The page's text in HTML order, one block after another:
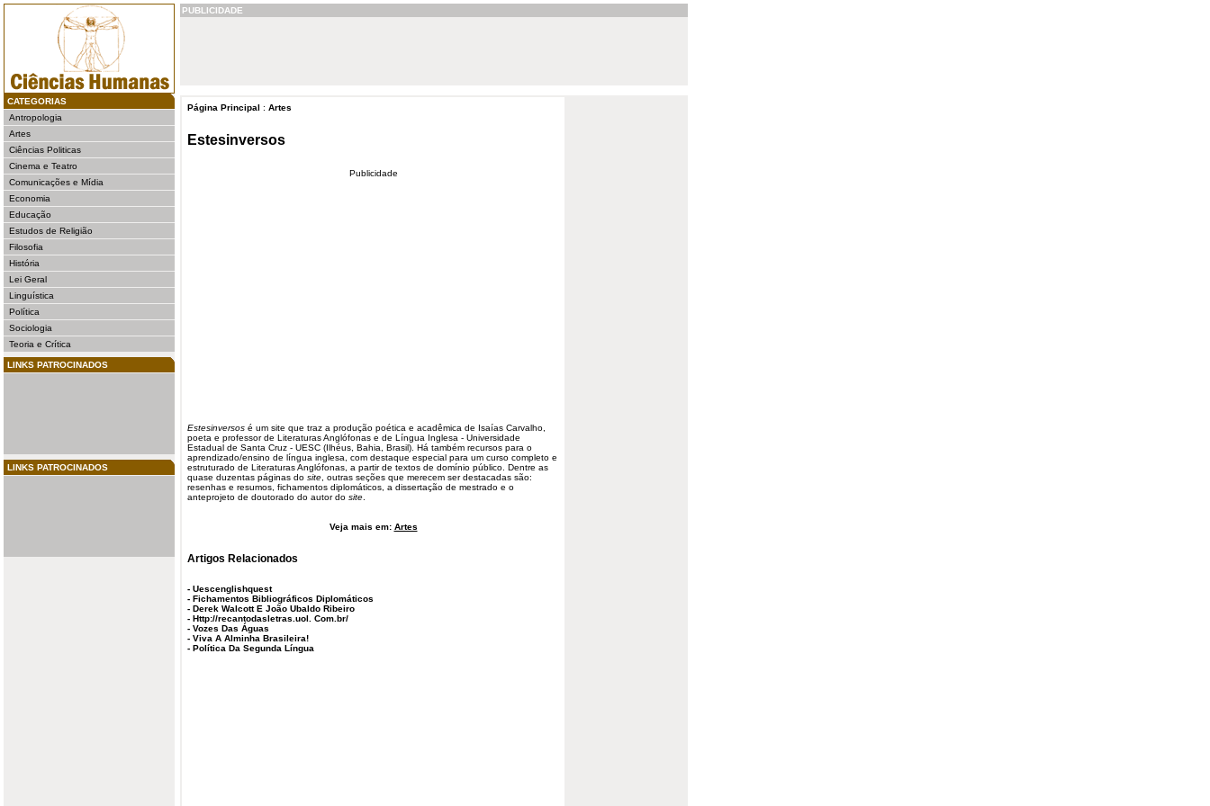
CATEGORIAS
Antropologia
Artes
Ciências Politicas
Cinema e Teatro
Comunicações e Mídia
Economia
Educação
Estudos de Religião
Filosofia
História
Lei Geral
Linguística
Política
Sociologia
Teoria e Crítica
LINKS PATROCINADOS
LINKS PATROCINADOS
PUBLICIDADE
Página Principal : Artes
Estesinversos
Publicidade
Estesinversos é um site que traz a produção poética e acadêmica de Isaías Carvalho,
poeta e professor de LiteraturasAnglófonas e de Língua Inglesa - Universidade
Estadual de Santa Cruz - UESC (Ilhéus, Bahia, Brasil). Há também recursos para o
aprendizado/ensino de língua inglesa, com destaque especial para um curso completo e
estruturado de Literaturas Anglófonas, a partir de textos de domínio público. Dentre as
quase duzentas páginas do site , outras seções que merecem ser destacadas são:
resenhas e resumos, fichamentos diplomáticos, a dissertação de mestrado e o
anteprojeto de doutorado do autor do site
Veja mais em: Artes
Artigos Relacionados
- Uescenglishquest
- Fichamentos Bibliográficos Diplomáticos
- Derek Walcott E João Ubaldo Ribeiro
- Http://recantodasletras.uol. Com.br/
- Vozes Das Águas
- Viva A Alminha Brasileira!
- Política Da Segunda Língua